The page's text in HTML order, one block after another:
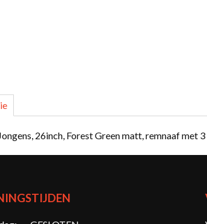
26inch, Forest Green matt, remnaaf met